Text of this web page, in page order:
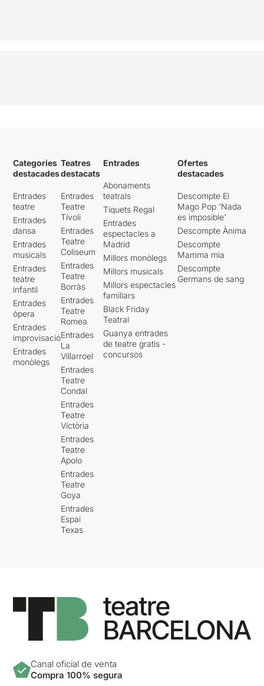
Categories
destacades
Entrades
teatre
Entrades
dansa
Entrades
musicals
Entrades
teatre
infantil
Entrades
òpera
Entrades
improvisació
Entrades
monòlegs
Teatres
destacats
Entrades
Teatre
Tívoli
Entrades
Teatre
Coliseum
Entrades
Teatre
Borràs
Entrades
Teatre
Romea
Entrades
La
Villarroel
Entrades
Teatre
Condal
Entrades
Teatre
Victòria
Entrades
Teatre
Apolo
Entrades
Teatre
Goya
Entrades
Espai
Texas
Entrades
Abonaments
teatrals
Tiquets Regal
Entrades
espectacles a
Madrid
Millors monòlegs
Millors musicals
Millors espectacles
familiars
Black Friday
Teatral
Guanya entrades
de teatre gratis -
concursos
Ofertes
destacades
Descompte El
Mago Pop 'Nada
es imposible'
Descompte Ànima
Descompte
Mamma mia
Descompte
Germans de sang
Canal oficial de venta
Compra 100% segura